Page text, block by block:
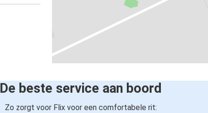
De beste service aan boord
Zo zorgt voor Flix voor een comfortabele rit: